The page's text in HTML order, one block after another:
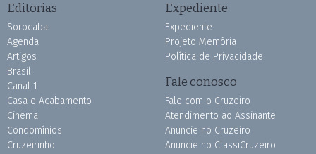
Editorias
Sorocaba
Agenda
Artigos
Brasil
Canal 1
Casa e Acabamento
Cinema
Condomínios
Cruzeirinho
Expediente
Expediente
Projeto Memória
Política de Privacidade
Fale conosco
Fale com o Cruzeiro
Atendimento ao Assinante
Anuncie no Cruzeiro
Anuncie no ClassiCruzeiro